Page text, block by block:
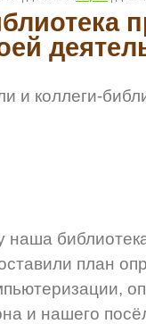
и коллеги-
наша
план
и нашего